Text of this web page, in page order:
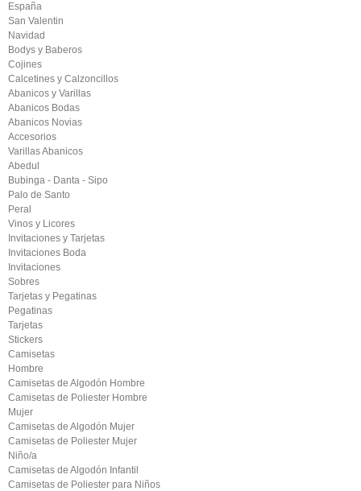
España
San Valentin
Navidad
Bodys y Baberos
Cojines
Calcetines y Calzoncillos
Abanicos y Varillas
Abanicos Bodas
Abanicos Novias
Accesorios
Varillas Abanicos
Abedul
Bubinga - Danta - Sipo
Palo de Santo
Peral
Vinos y Licores
Invitaciones y Tarjetas
Invitaciones Boda
Invitaciones
Sobres
Tarjetas y Pegatinas
Pegatinas
Tarjetas
Stickers
Camisetas
Hombre
Camisetas de Algodón Hombre
Camisetas de Poliester Hombre
Mujer
Camisetas de Algodón Mujer
Camisetas de Poliester Mujer
Niño/a
Camisetas de Algodón Infantil
Camisetas de Poliester para Niños